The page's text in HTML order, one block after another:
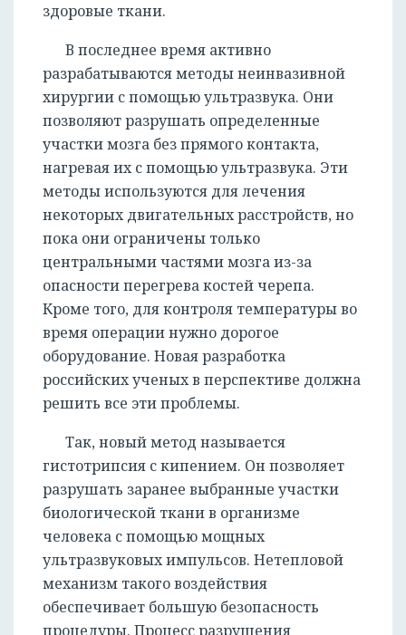
здоровые ткани.
В последнее время активно
разрабатываются методы неинвазивной
хирургии с помощью ультразвука. Они
позволяют разрушать определенные
участки мозга без прямого контакта,
нагревая их с помощью ультразвука. Эти
методы используются для лечения
некоторых двигательных расстройств, но
пока они ограничены только
центральными частями мозга из-за
опасности перегрева костей черепа.
Кроме того, для контроля температуры во
время операции нужно дорогое
оборудование. Новая разработка
российских ученых в перспективе должна
решить все эти проблемы.
Так, новый метод называется
гистотрипсия с кипением. Он позволяет
разрушать заранее выбранные участки
биологической ткани в организме
человека с помощью мощных
ультразвуковых импульсов. Нетепловой
механизм такого воздействия
обеспечивает большую безопасность
процедуры. Процесс разрушения
РЕГИСТРАЦИЯ